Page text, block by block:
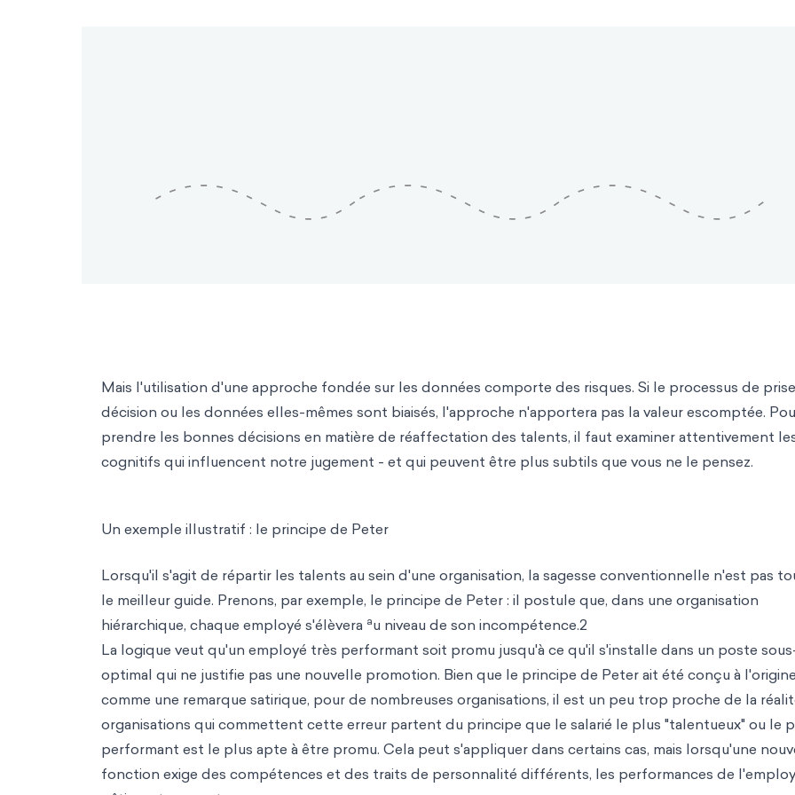
Mais l'utilisation d'une approche fondée sur les données comporte des risques. Si le processus de
décision ou les données elles-mêmes sont biaisés, l'approche n'apportera pas la valeur escomptée.
prendre les bonnes décisions en matière de réaffectation des talents, il faut examiner attentivement
cognitifs qui influencent notre jugement - et qui peuvent être plus subtils que vous ne le pensez.
Un exemple illustratif : le principe de Peter
Lorsqu'il s'agit de répartir les talents au sein d'une organisation, la sagesse conventionnelle n'est pas
le meilleur guide. Prenons, par exemple, le principe de Peter : il postule que, dans une organisation
hiérarchique, chaque employé s'élèvera au niveau de son incompétence.2
La logique veut qu'un employé très performant soit promu jusqu'à ce qu'il s'installe dans un poste
optimal qui ne justifie pas une nouvelle promotion. Bien que le principe de Peter ait été conçu à
comme une remarque satirique, pour de nombreuses organisations, il est un peu trop proche de la
organisations qui commettent cette erreur partent du principe que le salarié le plus "talentueux" ou le
performant est le plus apte à être promu. Cela peut s'appliquer dans certains cas, mais lorsqu'une
fonction exige des compétences et des traits de personnalité différents, les performances de